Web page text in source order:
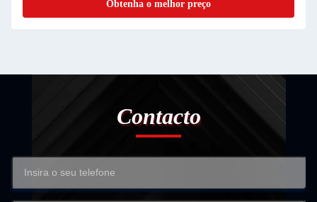
Obtenha o melhor preço
Contacto